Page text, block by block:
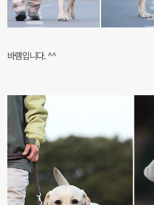
바램입니다. ^^